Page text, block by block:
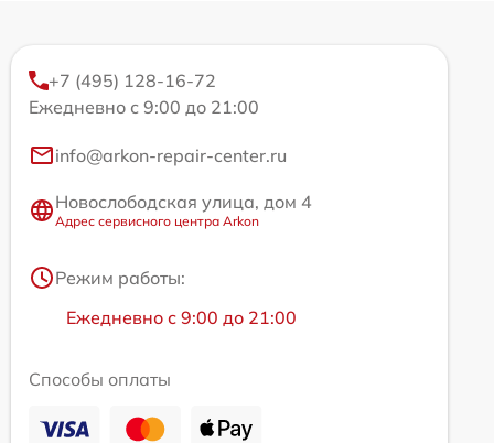
+7 (495) 128-16-72
Ежедневно с 9:00 до 21:00
info@arkon-repair-center.ru
Новослободская улица, дом 4
Адрес сервисного центра Arkon
Режим работы:
Ежедневно с 9:00 до 21:00
Способы оплаты